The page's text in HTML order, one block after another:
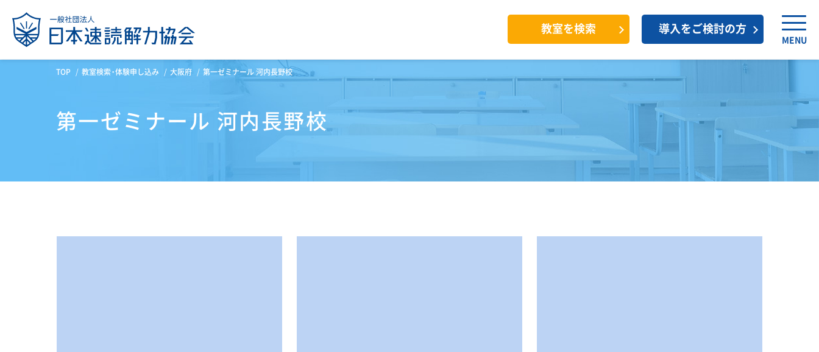
教室を検索 導入をご検討の方
MENU
TOP 教室検索・体験申し込み 大阪府 第一ゼミナール 河内長野校
第一ゼミナール 河内長野校